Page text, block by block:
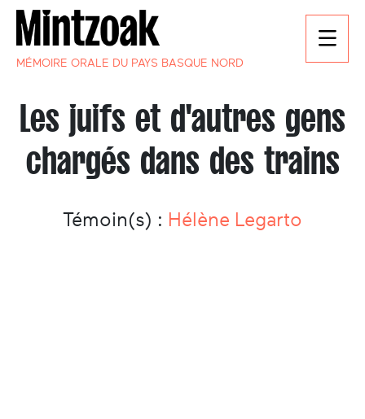
MÉMOIRE ORALE DU PAYS BASQUE NORD
Les juifs et d'autres gens
chargés dans des trains
Témoin(s) : Hélène Legarto